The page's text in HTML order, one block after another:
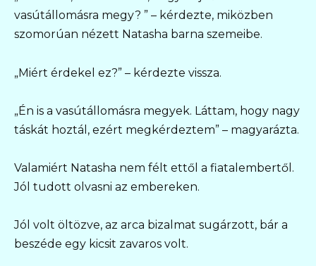
vasútállomásra megy? ” – kérdezte, miközben
szomorúan nézett Natasha barna szemeibe.
„Miért érdekel ez?” – kérdezte vissza.
„Én is a vasútállomásra megyek. Láttam, hogy nagy
táskát hoztál, ezért megkérdeztem” – magyarázta.
Valamiért Natasha nem félt ettől a fiatalembertől.
Jól tudott olvasni az embereken.
Jól volt öltözve, az arca bizalmat sugárzott, bár a
beszéde egy kicsit zavaros volt.